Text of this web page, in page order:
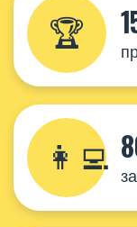
🏆
👩‍💻